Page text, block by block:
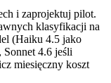
i zaprojektuj pilot.
klasyfikacji na
(Haiku 4.5 jako
4.6 jeśli
miesięczny koszt